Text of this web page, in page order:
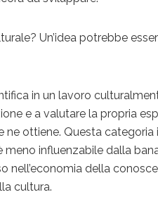
Un’idea potrebbe
in un lavoro
e a valutare la propria
ottiene. Questa categoria
influenzabile dalla
nell’economia della
cultura.